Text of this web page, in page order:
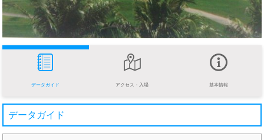
データガイド アクセス・入場 基本情報
データガイド